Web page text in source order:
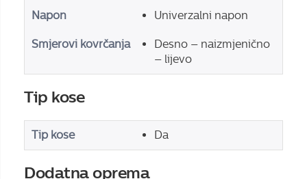
Napon Univerzalni napon
Smjerovi kovrčanja
Desno – naizmjenično
– lijevo
Tip kose
Tip kose Da
Dodatna oprema